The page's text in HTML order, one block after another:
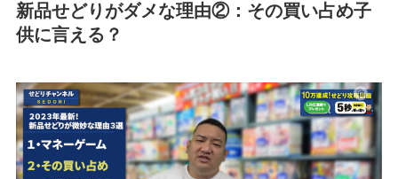
新品せどりがダメな理由②：その買い占め子
供に言える？